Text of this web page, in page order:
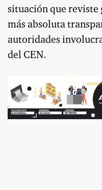
situación que reviste
más absoluta
autoridades
del CEN.